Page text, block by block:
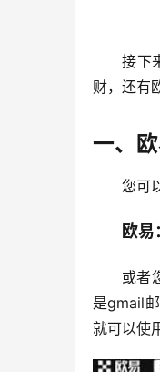
接下
财，还有
一、
您可
欧易
或者
是gmail
就可以使